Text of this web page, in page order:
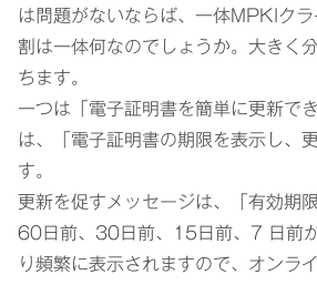
は問題がないならば、一体MPKIク
割は一体何なのでしょうか。大きく
ちます。
一つは「電子証明書を簡単に更新で
は、「電子証明書の期限を表示し、
す。
更新を促すメッセージは、「有効期
60日前、30日前、15日前、7 日前
り頻繁に表示されますので、オンラ